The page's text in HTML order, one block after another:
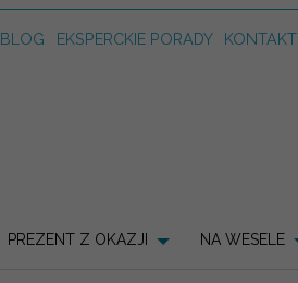
BLOG EKSPERCKIE PORADY KONTAKT
PREZENT Z OKAZJI NA WESELE